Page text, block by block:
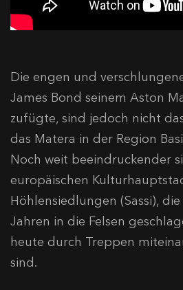
Die engen und
James Bond seinem Aston
zufügte, sind jedoch nicht
das Matera in der Region
Noch weit beeindruckender
europäischen
Höhlensiedlungen (Sassi),
Jahren in die Felsen
heute durch Treppen
sind.